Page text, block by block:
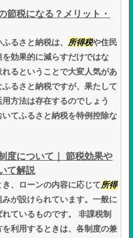
節税になる？メリット・
るさと納税は、 所得税や住民
効果的に減らすだけではな
るということで大変人気があ
るさと納税ですが、果たして
方法は存在するのでしょう
てふるさと納税を特例控除な
度について｜ 節税効果や
て解説
、ローンの内容に応じて所得
が設けられています。一般に
れているものです。 非課税制
利用するときは、各制度の兼